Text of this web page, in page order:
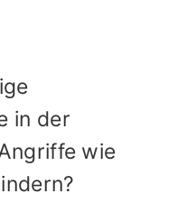
in der
wie